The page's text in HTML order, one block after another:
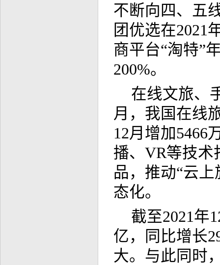
不断向四、五
团优选在2021
商平台“淘特”
200%。
在线文旅、
月，我国在线
12月增加5466
播、VR等技术
品，推动“云上
态化。
截至2021年
亿，同比增长
大。与此同时